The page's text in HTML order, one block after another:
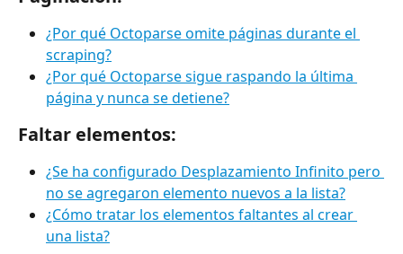
¿Por qué Octoparse omite páginas durante el
scraping?
¿Por qué Octoparse sigue raspando la última
página y nunca se detiene?
Faltar elementos:
¿Se ha configurado Desplazamiento Infinito pero
no se agregaron elemento nuevos a la lista?
¿Cómo tratar los elementos faltantes al crear
una lista?